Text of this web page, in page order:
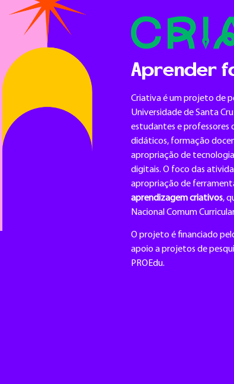
Aprender
Criativa é um projeto de
Universidade de Santa
estudantes e professores
didáticos, formação
apropriação de
digitais. O foco das
apropriação de
aprendizagem criativos,
Nacional Comum
O projeto é financiado
apoio a projetos de
PROEdu.